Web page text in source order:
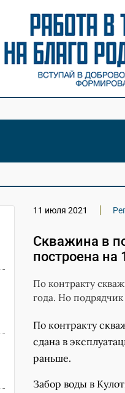
11 июля 2021
Скважина в
построена на
По контракту
года. Но
По контракту
сдана в
раньше.
Забор воды в